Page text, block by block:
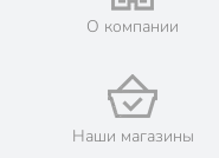
💳 Оплата: онлайн
🛍 Скидки, акции,
📜 Только
Порядок -
марок.
О компании
Наши магазины